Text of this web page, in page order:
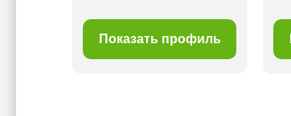
Показать профиль